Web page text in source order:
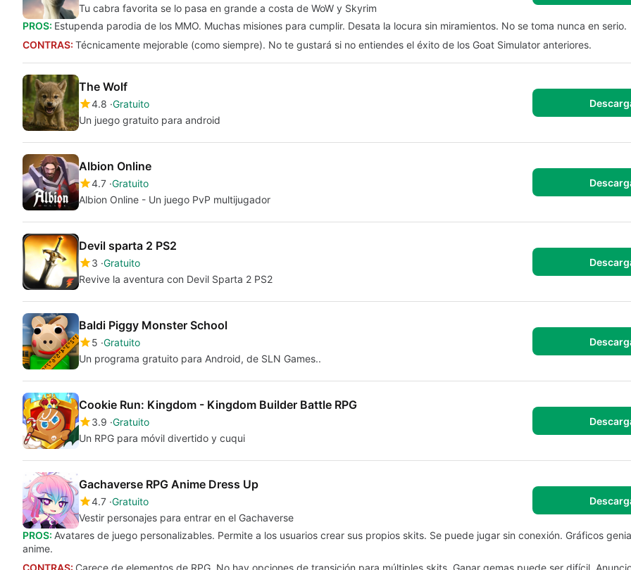
Tu cabra favorita se lo pasa en grande a costa de WoW y Skyrim
PROS: Estupenda parodia de los MMO. Muchas misiones para cumplir. Desata la locura sin miramientos. No se toma nunca en serio.
CONTRAS: Técnicamente mejorable (como siempre). No te gustará si no entiendes el éxito de los Goat Simulator anteriores.
The Wolf
4.8 Gratuito
Un juego gratuito para android
Albion Online
4.7 Gratuito
Albion Online - Un juego PvP multijugador
Devil sparta 2 PS2
3 Gratuito
Revive la aventura con Devil Sparta 2 PS2
Baldi Piggy Monster School
5 Gratuito
Un programa gratuito para Android, de SLN Games..
Cookie Run: Kingdom - Kingdom Builder Battle RPG
3.9 Gratuito
Un RPG para móvil divertido y cuqui
Gachaverse RPG Anime Dress Up
4.7 Gratuito
Vestir personajes para entrar en el Gachaverse
PROS: Avatares de juego personalizables. Permite a los usuarios crear sus propios skits. Se puede jugar sin conexión. Gráficos
anime.
CONTRAS: Carece de elementos de RPG. No hay opciones de transición para múltiples skits. Ganar gemas puede ser difícil.